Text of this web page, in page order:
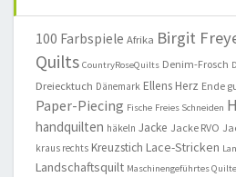
100 Farbspiele Afrika Birgit
Quilts CountryRoseQuilts Denim-Frosch
Dreiecktuch Dänemark Ellens Herz Ende
Paper-Piecing Fische Freies Schneiden
handquilten häkeln Jacke Jacke RVO
kraus rechts Kreuzstich Lace-Stricken
Landschaftsquilt Maschinengeführtes